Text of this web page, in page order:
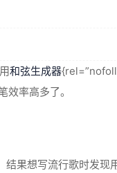
和弦生成器
率高多了。
果想写流行歌时发现